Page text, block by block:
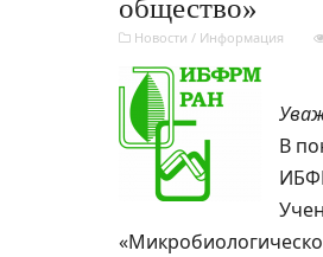
общество»
Новости / Информация
В